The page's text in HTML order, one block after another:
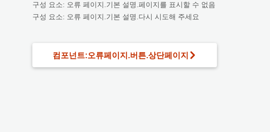
구성 요소: 오류 페이지.기본 설명.페이지를 표시할 수 없음
구성 요소: 오류 페이지.기본 설명.다시 시도해 주세요
컴포넌트:오류페이지.버튼.상단페이지